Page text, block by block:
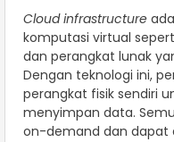
Cloud infrastructure
komputasi virtual
dan perangkat lunak
Dengan teknologi ini,
perangkat fisik sendiri
menyimpan data.
on-demand dan dapat